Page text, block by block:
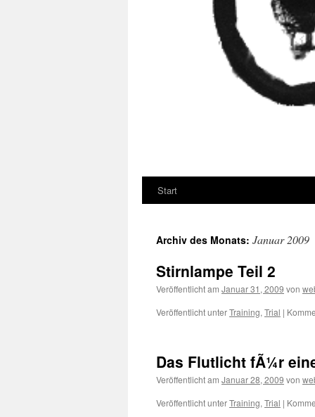
Start
Archiv des Monats: Januar 2009
Stirnlampe Teil 2
Veröffentlicht am Januar 31, 2009 von
Veröffentlicht unterTraining, Trial |
Das Flutlicht fÃ¼r
Veröffentlicht am Januar 28, 2009 von
Veröffentlicht unterTraining, Trial |